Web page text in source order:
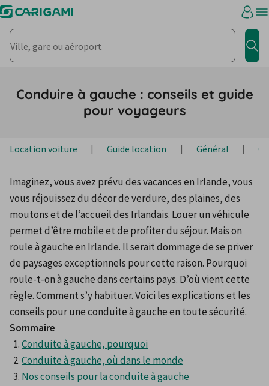
Ville, gare ou aéroport
Conduire à gauche : conseils et guide
pour voyageurs
Location voiture Guide location Général
Imaginez, vous avez prévu des vacances en Irlande, vous
vous réjouissez du décor de verdure, des plaines, des
moutons et de l’accueil des Irlandais. Louer un véhicule
permet d’être mobile et de profiter du séjour. Mais on
roule à gauche en Irlande. Il serait dommage de se priver
de paysages exceptionnels pour cette raison. Pourquoi
roule-t-on à gauche dans certains pays. D’où vient cette
règle. Comment s’y habituer. Voici les explications et les
conseils pour une conduite à gauche en toute sécurité.
Sommaire
Conduite à gauche, pourquoi
Conduite à gauche, où dans le monde
Nos conseils pour la conduite à gauche